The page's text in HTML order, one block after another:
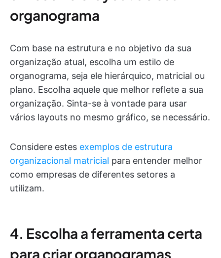
organograma
Com base na estrutura e no objetivo da sua
organização atual, escolha um estilo de
organograma, seja ele hierárquico, matricial ou
plano. Escolha aquele que melhor reflete a sua
organização. Sinta-se à vontade para usar
vários layouts no mesmo gráfico, se necessário.
Considere estes exemplos de estrutura
organizacional matricial para entender melhor
como empresas de diferentes setores a
utilizam.
4. Escolha a ferramenta certa
para criar organogramas